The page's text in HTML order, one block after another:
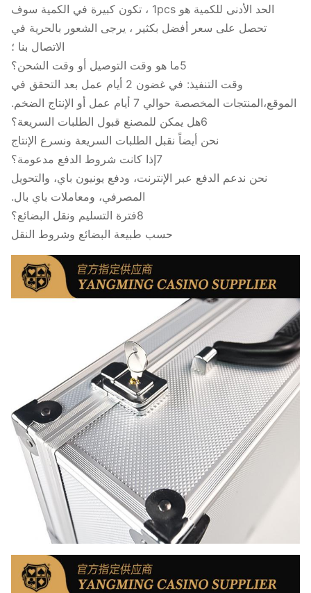
الحد الأدنى للكمية هو 1pcs ، تكون كبيرة في الكمية سوف
تحصل على سعر أفضل بكثير ، يرجى الشعور بالحرية في
الاتصال بنا ؛
5ما هو وقت التوصيل أو وقت الشحن؟
وقت التنفيذ: في غضون 2 أيام عمل بعد التحقق في
الموقع،المنتجات المخصصة حوالي 7 أيام عمل أو الإنتاج الضخم.
6هل يمكن للمصنع قبول الطلبات السريعة؟
نحن أيضاً نقبل الطلبات السريعة ونسرع الإنتاج
7إذا كانت شروط الدفع مدعومة؟
نحن ندعم الدفع عبر الإنترنت، ودفع يونيون باي، والتحويل
المصرفي، ومعاملات باي بال.
8فترة التسليم ونقل البضائع؟
حسب طبيعة البضائع وشروط النقل